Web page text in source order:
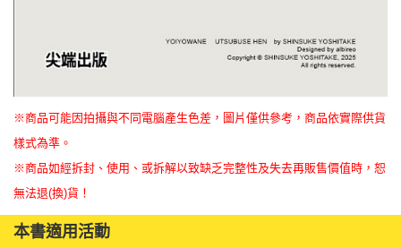
※商品可能因拍攝與不同電腦產生色差，圖片僅供參考，商品依實際供貨
樣式為準。
※商品如經拆封、使用、或拆解以致缺乏完整性及失去再販售價值時，恕
無法退(換)貨！
本書適用活動